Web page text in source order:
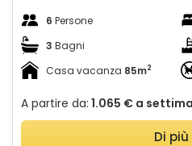
6 Persone
3 Bagni
Casa vacanza 85m2
A partire da: 1.065 € a
Di più